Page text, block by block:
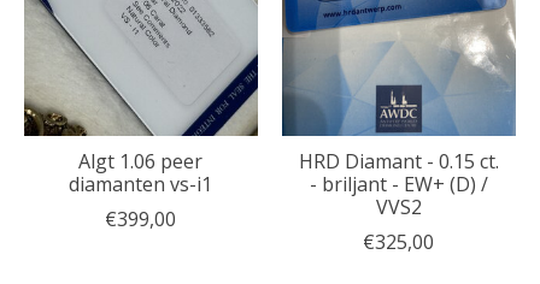
Algt 1.06 peer
diamanten vs-i1
€399,00
HRD Diamant - 0.15 ct.
- briljant - EW+ (D) /
VVS2
€325,00